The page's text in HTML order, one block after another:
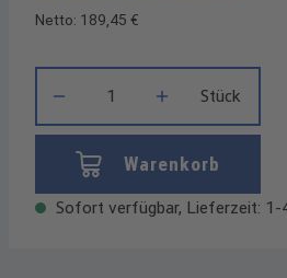
Netto: 189,45 €
Stück
Warenkorb
Sofort verfügbar, Lieferzeit: 1-